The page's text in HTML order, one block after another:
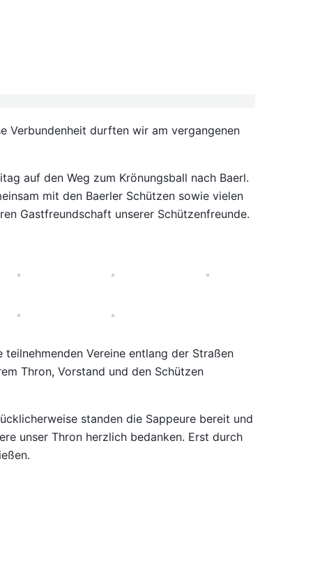
Verbundenheit durften wir am vergangenen
auf den Weg zum Krönungsball nach Baerl.
mit den Baerler Schützen sowie vielen
Gastfreundschaft unserer Schützenfreunde.
Vereine entlang der Straßen
Thron, Vorstand und den Schützen
standen die Sappeure bereit und
unser Thron herzlich bedanken. Erst durch